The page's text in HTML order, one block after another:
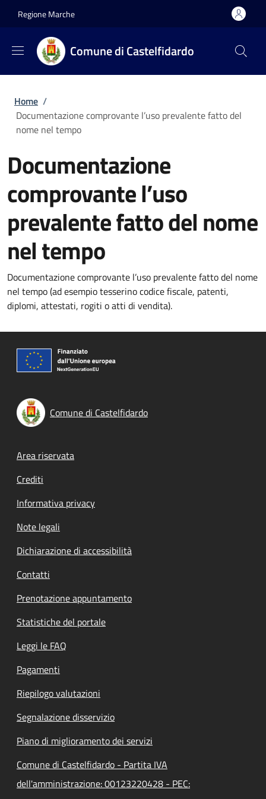
Regione Marche
Comune di Castelfidardo
Briciole di pane
Home /
Documentazione comprovante l’uso prevalente fatto del
nome nel tempo
Documentazione
comprovante l’uso
prevalente fatto del nome
nel tempo
Documentazione comprovante l’uso prevalente fatto del nome
nel tempo (ad esempio tesserino codice fiscale, patenti,
diplomi, attestati, rogiti o atti di vendita).
Comune di Castelfidardo
Footer menu
Area riservata
Crediti
Informativa privacy
Note legali
Dichiarazione di accessibilità
Contatti
Prenotazione appuntamento
Statistiche del portale
Leggi le FAQ
Pagamenti
Riepilogo valutazioni
Segnalazione disservizio
Piano di miglioramento dei servizi
Comune di Castelfidardo - Partita IVA
dell'amministrazione: 00123220428 - PEC: